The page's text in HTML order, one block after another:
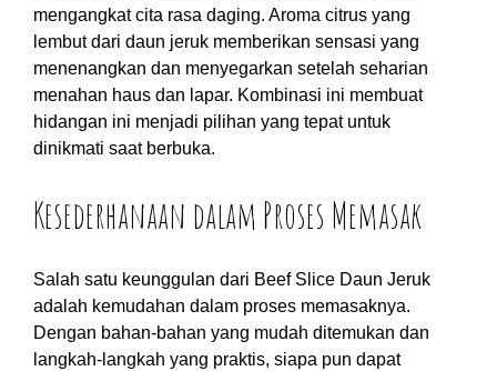
mengangkat cita rasa daging. Aroma citrus yang
lembut dari daun jeruk memberikan sensasi yang
menenangkan dan menyegarkan setelah seharian
menahan haus dan lapar. Kombinasi ini membuat
hidangan ini menjadi pilihan yang tepat untuk
dinikmati saat berbuka.
Kesederhanaan dalam Proses Memasak
Salah satu keunggulan dari Beef Slice Daun Jeruk
adalah kemudahan dalam proses memasaknya.
Dengan bahan-bahan yang mudah ditemukan dan
langkah-langkah yang praktis, siapa pun dapat